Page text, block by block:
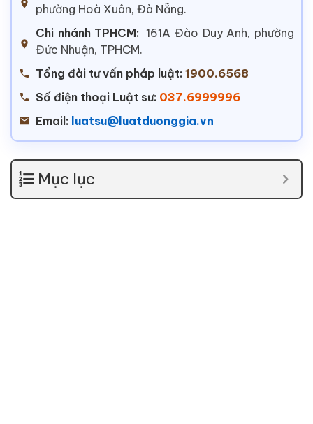
phường Hoà Xuân, Đà Nẵng.
Chi nhánh TPHCM: 161A Đào Duy Anh, phường
Đức Nhuận, TPHCM.
Tổng đài tư vấn pháp luật: 1900.6568
Số điện thoại Luật sư: 037.6999996
Email: luatsu@luatduonggia.vn
Mục lục